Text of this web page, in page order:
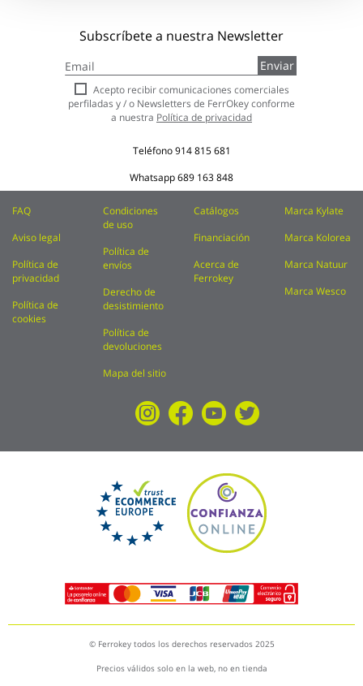
Subscríbete a nuestra Newsletter
a
nuestro
boletín
de
Enviar
Acepto recibir comunicaciones comerciales
perfiladas y / o Newsletters de FerrOkey conforme
a nuestra Política de privacidad
Teléfono914 815 681
Whatsapp689 163 848
FAQ
Aviso legal
Política de
privacidad
Política de
cookies
Condiciones
de uso
Política de
envíos
Derecho de
desistimiento
Política de
devoluciones
Mapa del sitio
Catálogos
Financiación
Acerca de
Ferrokey
Marca Kylate
Marca Kolorea
Marca Natuur
Marca Wesco
© Ferrokey todos los derechos reservados 2025
Precios válidos solo en la web, no en tienda